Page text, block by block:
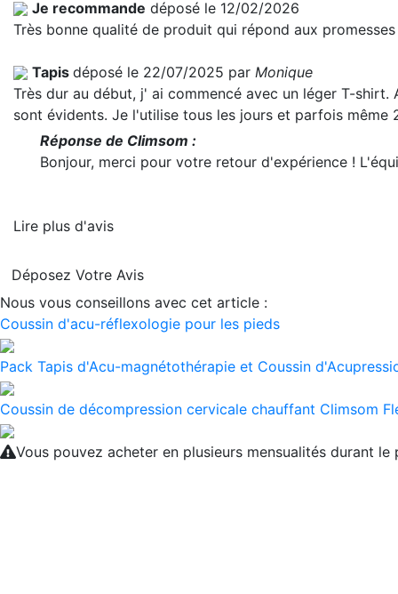
Je recommande déposé le 12/02/2026
Très bonne qualité de produit qui répond aux
Tapis déposé le 22/07/2025 par Monique
Très dur au début, j' ai commencé avec un léger T-
sont évidents. Je l'utilise tous les jours et parfois même
Réponse de Climsom :
Bonjour, merci pour votre retour d'expérience !
Lire plus d'avis
Déposez Votre Avis
Nous vous conseillons avec cet article :
Coussin d'acu-réflexologie pour les pieds
Pack Tapis d'Acu-magnétothérapie et Coussin
Coussin de décompression cervicale chauffant Climsom
Vous pouvez acheter en plusieurs mensualités durant le